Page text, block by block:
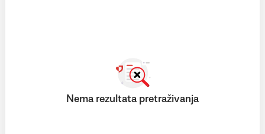
Nema rezultata pretraživanja